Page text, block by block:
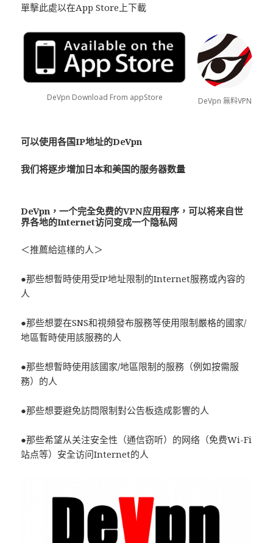
單擊此處以在App Store上下載
DeVpn 無料VPN
DeVpn Download From appStore
可以使用各国IP地址的DeVpn
我们将逐步增加日本和美国的服务器数量
DeVpn ，一个完全免费的VPN应用程序，可以将来自世
界各地的Internet访问变成一个隐私网
＜推薦給這樣的人＞
●那些想暫時使用受IP地址限制的Internet服務或內容的
人
●那些想要在SNS和視頻發布服務等使用限制嚴格的國家/
地區暫時使用該服務的人
●那些想暫時使用該國家/地區限制的服務（例如按需服
務）的人
●那些想要避免訪問限制對公告板造成影響的人
●那些希望从关注安全性（通信窃听）的网络（免费Wi-Fi
站点等）安全访问Internet的人